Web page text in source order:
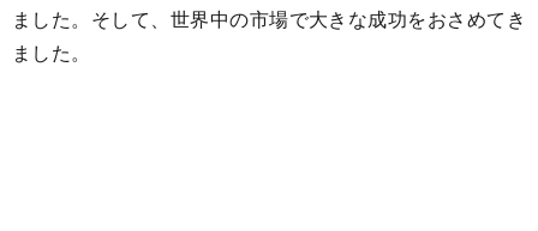
ました。そして、世界中の市場で大きな成功をおさめてき
ました。